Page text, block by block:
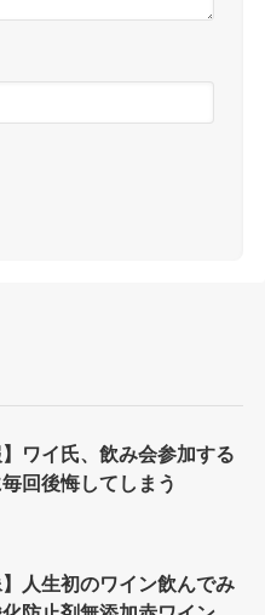
】ワイ氏、飲み会参加する
回後悔してしまう
】人生初のワイン飲んでみ